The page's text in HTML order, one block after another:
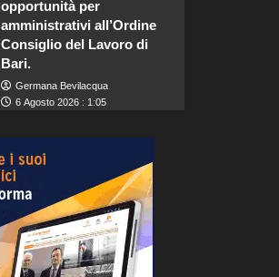
opportunità per
amministrativi all’Ordine
Consiglio del Lavoro di
Bari.
Germana Bevilacqua
6 Agosto 2026 : 1:05